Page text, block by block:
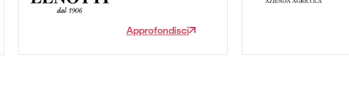
Approfondisci